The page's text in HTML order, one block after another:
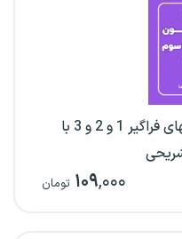
دانلود دفترچه سوالات آزمونهای فراگیر 1 و 2 و 3 با
۱۰۹,۰۰۰ تومان